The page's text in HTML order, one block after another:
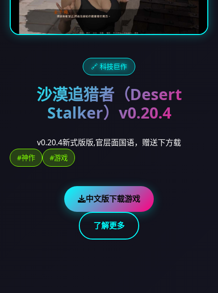
🔗 科技巨作
沙漠追猎者（Desert
Stalker）v0.20.4
v0.20.4新式版版,官层面国语，赠送下方载
#神作 #游戏
中文版下载游戏
了解更多